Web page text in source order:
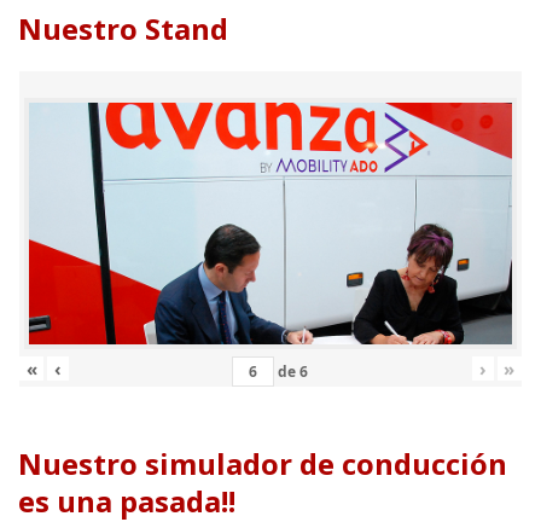
Nuestro Stand
« ‹ de6 › »
Nuestro simulador de conducción
es una pasada!!